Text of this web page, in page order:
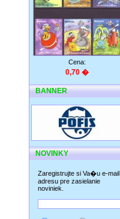
Cena:
0,70 �
BANNER
NOVINKY
Zaregistrujte si Va�u e-mail
adresu pre zasielanie
noviniek.